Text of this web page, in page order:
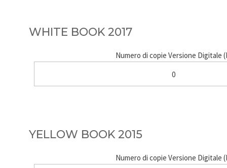
WHITE BOOK 2017
Numero di copie Versione Digitale
0
YELLOW BOOK 2015
Numero di copie Versione Digitale